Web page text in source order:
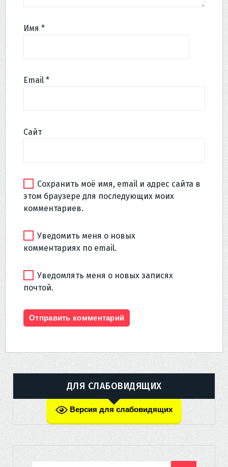
Имя *
Email *
Сайт
Сохранить моё имя, email и адрес сайта в
этом браузере для последующих моих
комментариев.
Уведомить меня о новых
комментариях по email.
Уведомлять меня о новых записях
почтой.
ДЛЯ СЛАБОВИДЯЩИХ
Версия для слабовидящих